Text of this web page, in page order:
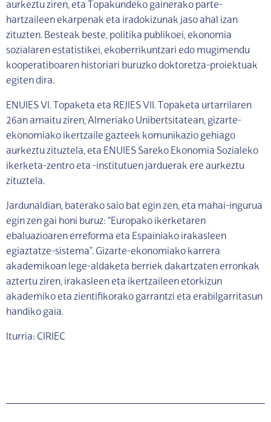
aurkeztu ziren, eta Topakundeko gainerako parte-
hartzaileen ekarpenak eta iradokizunak jaso ahal izan
zituzten. Besteak beste, politika publikoei, ekonomia
sozialaren estatistikei, ekoberrikuntzari edo mugimendu
kooperatiboaren historiari buruzko doktoretza-proiektuak
egiten dira.
ENUIES VI. Topaketa eta REJIES VII. Topaketa urtarrilaren
26an amaitu ziren, Almeriako Unibertsitatean, gizarte-
ekonomiako ikertzaile gazteek komunikazio gehiago
aurkeztu zituztela, eta ENUIES Sareko Ekonomia Sozialeko
ikerketa-zentro eta -institutuen jarduerak ere aurkeztu
zituztela.
Jardunaldian, baterako saio bat egin zen, eta mahai-ingurua
egin zen gai honi buruz: “Europako ikerketaren
ebaluazioaren erreforma eta Espainiako irakasleen
egiaztatze-sistema”. Gizarte-ekonomiako karrera
akademikoan lege-aldaketa berriek dakartzaten erronkak
aztertu ziren, irakasleen eta ikertzaileen etorkizun
akademiko eta zientifikorako garrantzi eta erabilgarritasun
handiko gaia.
Iturria: CIRIEC